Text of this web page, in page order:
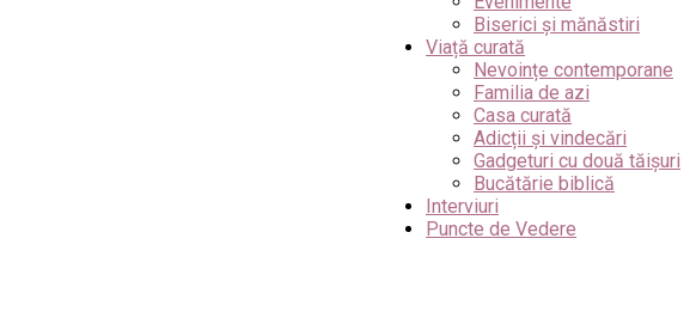
Biserici și mănăstiri
Viață curată
Nevoințe contemporane
Familia de azi
Casa curată
Adicții și vindecări
Gadgeturi cu două tăișuri
Bucătărie biblică
Interviuri
Puncte de Vedere